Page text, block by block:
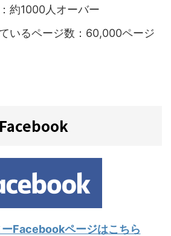
約1000人オーバー
いるページ数：60,000ページ
Facebookページはこちら